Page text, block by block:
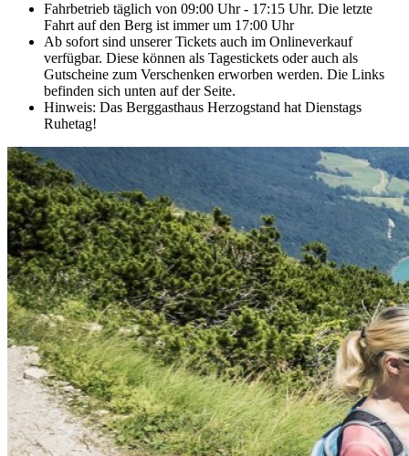
Fahrbetrieb täglich von 09:00 Uhr - 17:15 Uhr. Die letzte
Fahrt auf den Berg ist immer um 17:00 Uhr
Ab sofort sind unserer Tickets auch im Onlineverkauf
verfügbar. Diese können als Tagestickets oder auch als
Gutscheine zum Verschenken erworben werden. Die Links
befinden sich unten auf der Seite.
Hinweis: Das Berggasthaus Herzogstand hat Dienstags
Ruhetag!